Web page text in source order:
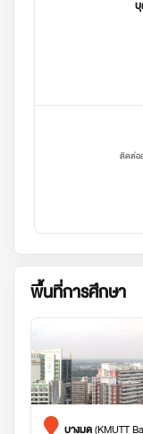
ติดต่อ
พื้นที่การศึกษา
บางมด(KMUTT